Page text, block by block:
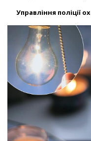
Управління поліції